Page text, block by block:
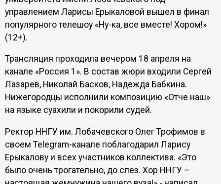
управлением Ларисы Ерыкаловой вышел в финал
популярного телешоу «Ну-ка, все вместе! Хором!»
(12+).
Трансляция проходила вечером 18 апреля на
канале «Россия 1». В состав жюри входили Сергей
Лазарев, Николай Басков, Надежда Бабкина.
Нижегородцы исполнили композицию «Отче наш»
на языке суахили и покорили судей.
Ректор ННГУ им. Лобачевского Олег Трофимов в
своем Telegram-канале поблагодарил Ларису
Ерыкалову и всех участников коллектива. «Это
было очень трогательно, до слез. Хор ННГУ –